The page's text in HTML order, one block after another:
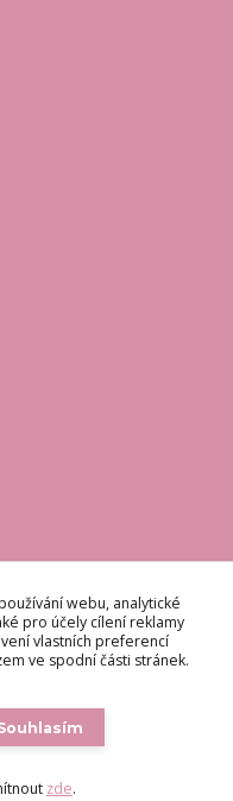
webu, analytické
pro účely cílení reklamy
vlastních preferencí
ve spodní části stránek.
zde.